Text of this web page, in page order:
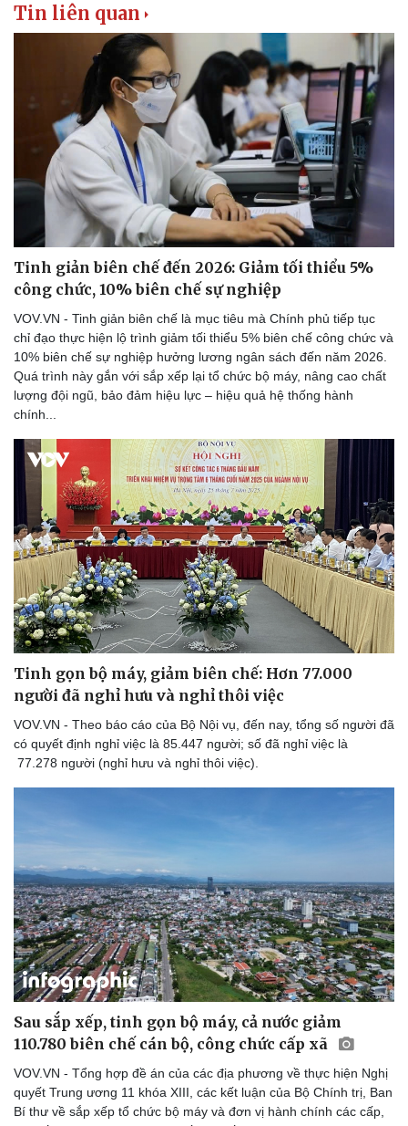
Tư vấn luật
Tin liên quan
Tinh giản biên chế đến 2026: Giảm tối thiểu 5%
công chức, 10% biên chế sự nghiệp
VOV.VN - Tinh giản biên chế là mục tiêu mà Chính phủ tiếp tục
chỉ đạo thực hiện lộ trình giảm tối thiểu 5% biên chế công chức và
10% biên chế sự nghiệp hưởng lương ngân sách đến năm 2026.
Quá trình này gắn với sắp xếp lại tổ chức bộ máy, nâng cao chất
lượng đội ngũ, bảo đảm hiệu lực – hiệu quả hệ thống hành
chính...
Tinh gọn bộ máy, giảm biên chế: Hơn 77.000
người đã nghỉ hưu và nghỉ thôi việc
VOV.VN - Theo báo cáo của Bộ Nội vụ, đến nay, tổng số người đã
có quyết định nghỉ việc là 85.447 người; số đã nghỉ việc là
77.278 người (nghỉ hưu và nghỉ thôi việc).
Sau sắp xếp, tinh gọn bộ máy, cả nước giảm
110.780 biên chế cán bộ, công chức cấp xã
VOV.VN - Tổng hợp đề án của các địa phương về thực hiện Nghị
quyết Trung ương 11 khóa XIII, các kết luận của Bộ Chính trị, Ban
Bí thư về sắp xếp tổ chức bộ máy và đơn vị hành chính các cấp,